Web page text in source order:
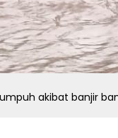
akibat banjir